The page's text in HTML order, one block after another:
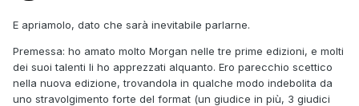
E apriamolo, dato che sarà inevitabile parlarne.
Premessa: ho amato molto Morgan nelle tre prime edizioni, e molti
dei suoi talenti li ho apprezzati alquanto. Ero parecchio scettico
nella nuova edizione, trovandola in qualche modo indebolita da
uno stravolgimento forte del format (un giudice in più, 3 giudici